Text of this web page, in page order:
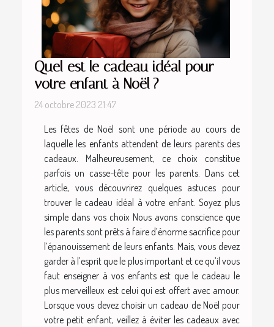
Quel est le cadeau idéal pour
votre enfant à Noël ?
24 octobre 2023 21:47
Les fêtes de Noël sont une période au cours de
laquelle les enfants attendent de leurs parents des
cadeaux. Malheureusement, ce choix constitue
parfois un casse-tête pour les parents. Dans cet
article, vous découvrirez quelques astuces pour
trouver le cadeau idéal à votre enfant. Soyez plus
simple dans vos choix Nous avons conscience que
les parents sont prêts à faire d’énorme sacrifice pour
l’épanouissement de leurs enfants. Mais, vous devez
garder à l’esprit que le plus important et ce qu’il vous
faut enseigner à vos enfants est que le cadeau le
plus merveilleux est celui qui est offert avec amour.
Lorsque vous devez choisir un cadeau de Noël pour
votre petit enfant, veillez à éviter les cadeaux avec